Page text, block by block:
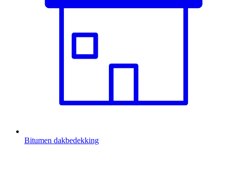
Bitumen dakbedekking